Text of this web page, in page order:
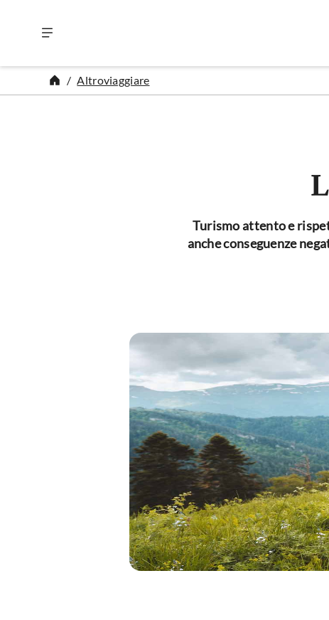
Altroviaggiare
Turismo attento e
anche conseguenze